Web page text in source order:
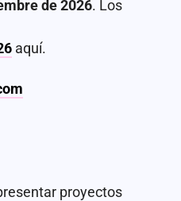
de 2026. Los
aquí.
proyectos